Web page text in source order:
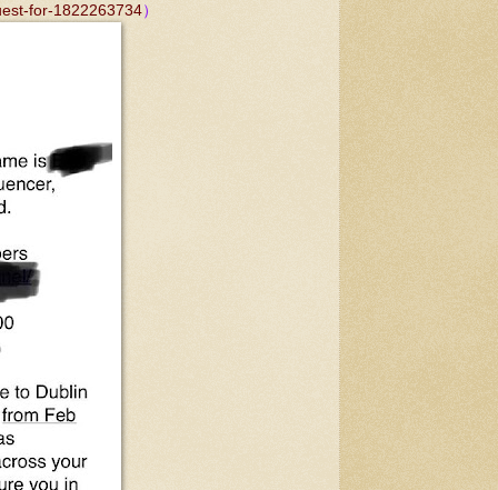
for-1822263734）